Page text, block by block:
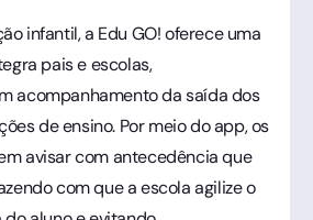
infantil, a Edu GO! oferece uma
pais e escolas,
acompanhamento da saída dos
de ensino. Por meio do app, os
avisar com antecedência que
com que a escola agilize o